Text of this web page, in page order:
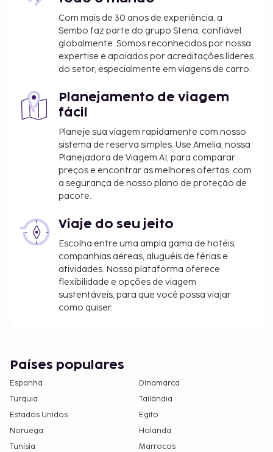
Disponibilização de opções de pagamento sem
numerário em todas as transações.
Com mais de 30 anos de experiência, a
Sembo faz parte do grupo Stena, confiável
globalmente. Somos reconhecidos por nossa
expertise e apoiados por acreditações líderes
do setor, especialmente em viagens de carro.
Planejamento de viagem
fácil
Planeje sua viagem rapidamente com nosso
sistema de reserva simples. Use Amelia, nossa
Planejadora de Viagem AI, para comparar
preços e encontrar as melhores ofertas, com
a segurança de nosso plano de proteção de
pacote.
Viaje do seu jeito
Escolha entre uma ampla gama de hotéis,
companhias aéreas, aluguéis de férias e
atividades. Nossa plataforma oferece
flexibilidade e opções de viagem
sustentáveis, para que você possa viajar
como quiser.
Países populares
Espanha
Dinamarca
Turquia
Tailândia
Estados Unidos
Egito
Noruega
Holanda
Tunísia
Marrocos